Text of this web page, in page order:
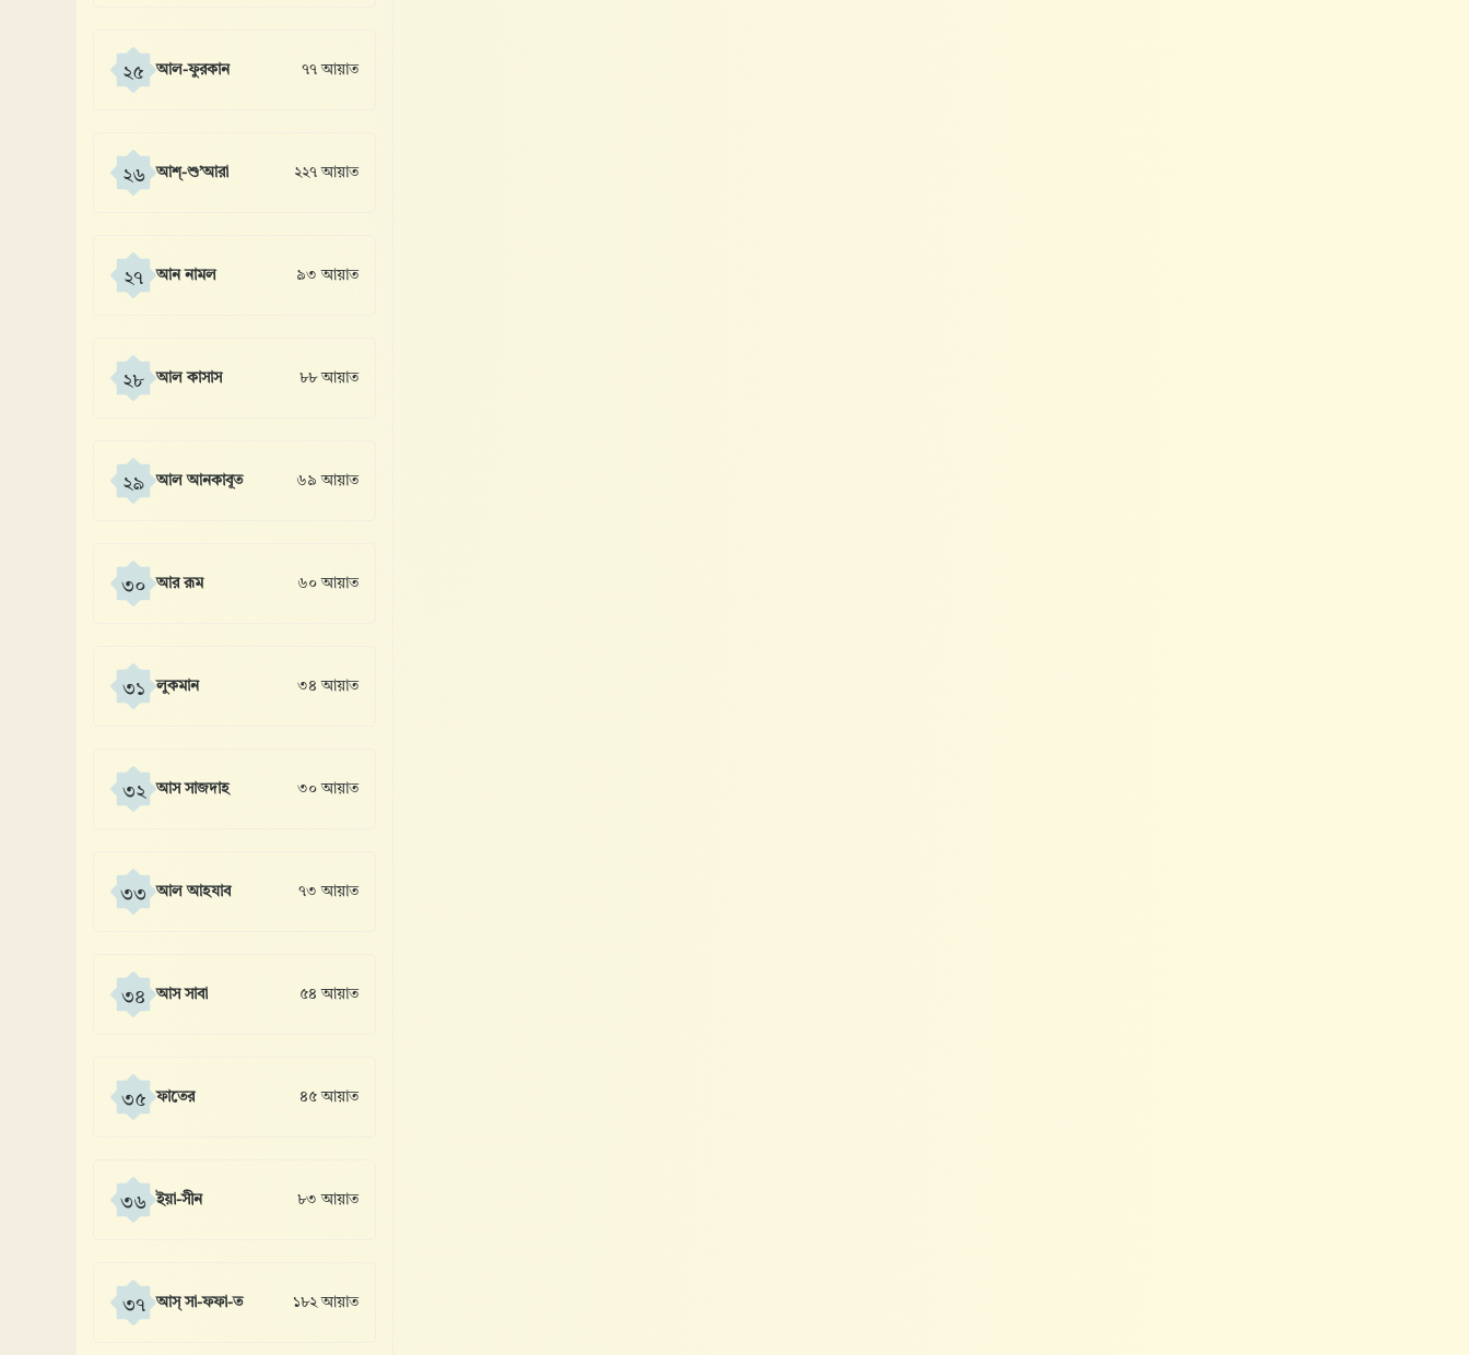
২৫ আল-ফুরকান ৭৭ আয়াত
২৬ আশ্-শু’আরা ২২৭ আয়াত
২৭ আন নামল ৯৩ আয়াত
২৮ আল কাসাস ৮৮ আয়াত
২৯ আল আনকাবূত ৬৯ আয়াত
৩০ আর রূম ৬০ আয়াত
৩১ লুকমান ৩৪ আয়াত
৩২ আস সাজদাহ ৩০ আয়াত
৩৩ আল আহযাব ৭৩ আয়াত
৩৪ আস সাবা ৫৪ আয়াত
৩৫ ফাতের ৪৫ আয়াত
৩৬ ইয়া-সীন ৮৩ আয়াত
৩৭ আস্ সা-ফফা-ত ১৮২ আয়াত